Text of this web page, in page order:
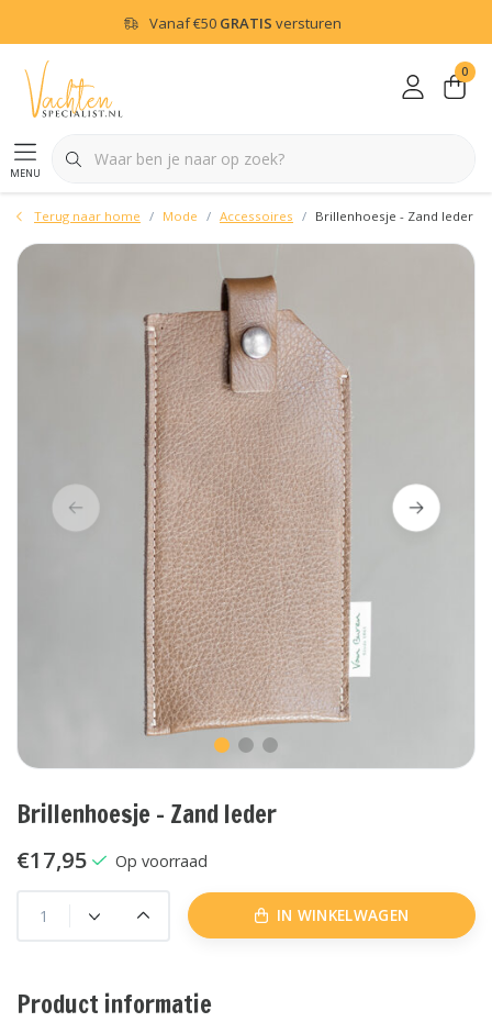
Vanaf€50 GRATIS versturen
menu
0
Terug naar home Mode Accessoires Brillenhoesje - Zand leder
Brillenhoesje - Zand leder
€17,95 Op voorraad
IN WINKELWAGEN
Product informatie